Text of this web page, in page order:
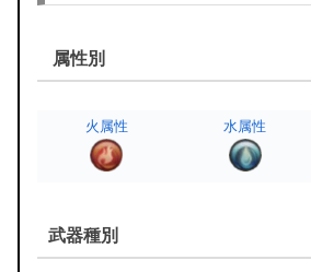
属性別
火属性 水属性
武器種別